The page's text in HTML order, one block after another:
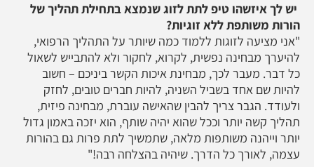
יש לך איזשהו טיפ לתת לזוג שנמצא בתחילת תהליך של
הורות משותפת ללא זוגיות?
"אני מציעה לזוגות ללמוד כמה שיותר על התהליך הרפואי,
להיערך מבחינה נפשית, לקרוא, לחקור ולא להתבייש לשאול
כל דבר. מעבר לכך, מבחינת איכות הקשר ביניכם – חשוב
להיות שם אחד בשביל השניה, להיות חברים טובים, לחזק
ולעודד. הגבר צריך להבין שהאישה עוברת, מבחינה פיזית,
תהליך קשה יותר וככל שהוא יהיה שותף, הוא יזכה באמון גדול
יותר וייהנה משותפות מלאה, שתמשיך לתת פרות גם בהורות
עצמה, לאורך כל הדרך. שיהיה בהצלחה רבה!"